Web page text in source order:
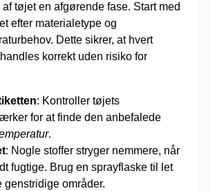
tøjet en afgørende fase. Start med
efter materialetype og
Dette sikrer, at hvert
korrekt uden risiko for
: Kontroller tøjets
for at finde den anbefalede
.
: Nogle stoffer stryger nemmere, når
fugtige. Brug en sprayflaske til let
genstridige områder.